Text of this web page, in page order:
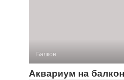
Балкон
Аквариум на